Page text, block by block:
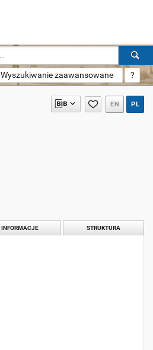
Wyszukiwanie zaawansowane ?
EN PL
INFORMACJE STRUKTURA